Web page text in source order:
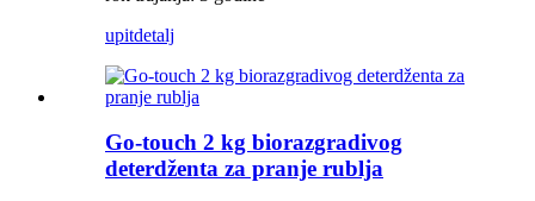
upitdetalj
Go-touch 2 kg biorazgradivog
deterdženta za pranje rublja